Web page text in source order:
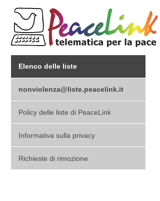
Elenco delle liste
nonviolenza@liste.peacelink.it
Policy delle liste di PeaceLink
Informativa sulla privacy
Richieste di rimozione